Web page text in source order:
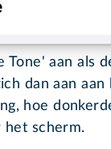
Tone' aan als
dan aan
hoe
het scherm.